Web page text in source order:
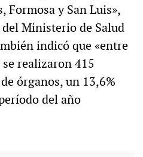
Formosa y San Luis»,
Ministerio de Salud
indicó que «entre
realizaron 415
órganos, un 13,6%
del año